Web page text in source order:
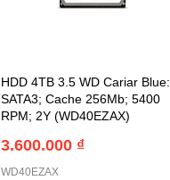
HDD 4TB 3.5 WD Cariar Blue:
SATA3; Cache 256Mb; 5400
RPM; 2Y (WD40EZAX)
3.600.000 ₫
WD40EZAX